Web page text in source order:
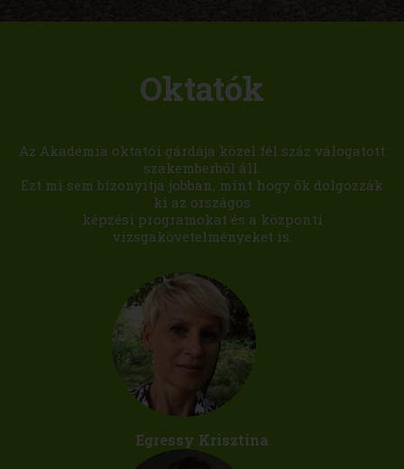
Oktatók
Az Akadémia oktatói gárdája közel fél száz válogatott
szakemberből áll.
Ezt mi sem bizonyítja jobban, mint hogy ők dolgozzák
ki az országos
képzési programokat és a központi
vizsgakövetelményeket is.
Egressy Krisztina